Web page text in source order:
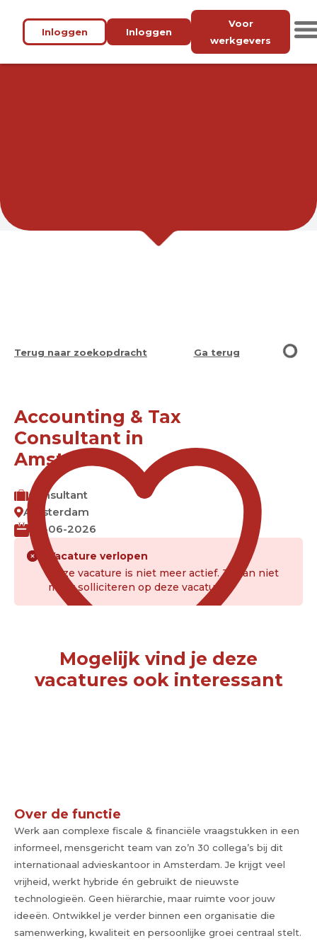
Inloggen Inloggen
Voor
werkgevers
Terug naar zoekopdracht Ga terug
Accounting & Tax
Consultant in
Amsterdam
Consultant
Amsterdam
03-06-2026
Vacature verlopen
Deze vacature is niet meer actief. Je kan niet
meer solliciteren op deze vacature.
Mogelijk vind je deze
vacatures ook interessant
Over de functie
Werk aan complexe fiscale & financiële vraagstukken in een
informeel, mensgericht team van zo’n 30 collega’s bij dit
internationaal advieskantoor in Amsterdam. Je krijgt veel
vrijheid, werkt hybride én gebruikt de nieuwste
technologieën. Geen hiërarchie, maar ruimte voor jouw
ideeën. Ontwikkel je verder binnen een organisatie die
samenwerking, kwaliteit en persoonlijke groei centraal stelt.